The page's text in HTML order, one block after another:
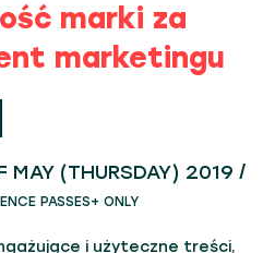
marki za
marketingu
(THURSDAY) 2019 /
PASSES+ ONLY
i użyteczne treści,